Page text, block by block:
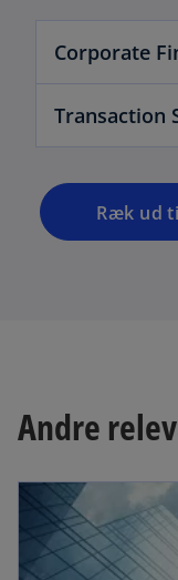
Corporate
Transaction
Ræk ud
Andre